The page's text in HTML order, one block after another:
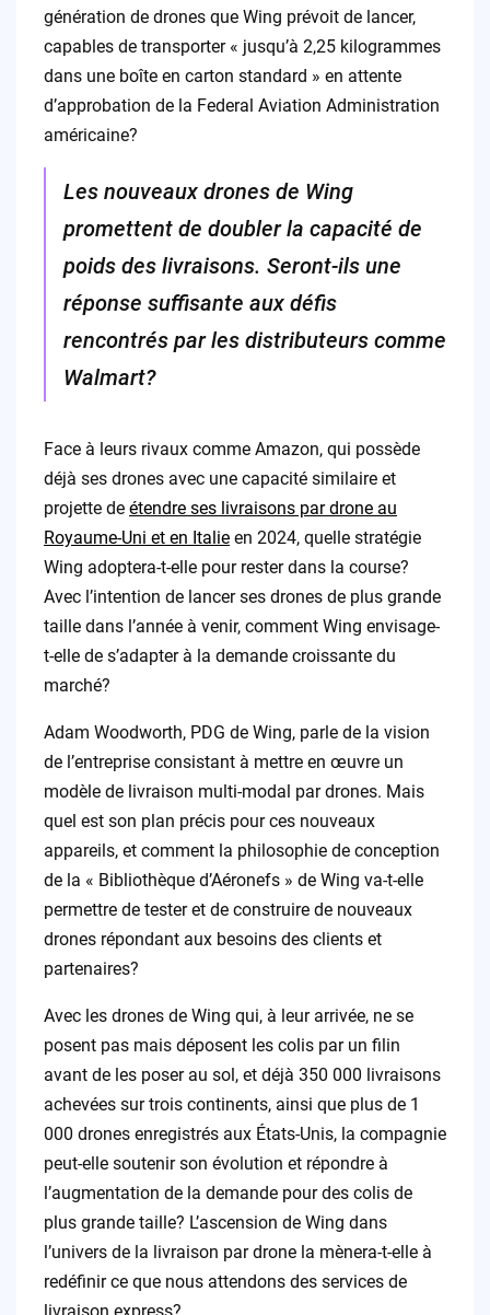
génération de drones que Wing prévoit de lancer,
capables de transporter « jusqu’à 2,25 kilogrammes
dans une boîte en carton standard » en attente
d’approbation de la Federal Aviation Administration
américaine?
Les nouveaux drones de Wing
promettent de doubler la capacité de
poids des livraisons. Seront-ils une
réponse suffisante aux défis
rencontrés par les distributeurs comme
Walmart?
Face à leurs rivaux comme Amazon, qui possède
déjà ses drones avec une capacité similaire et
projette de étendre ses livraisons par drone au
Royaume-Uni et en Italieen 2024, quelle stratégie
Wing adoptera-t-elle pour rester dans la course?
Avec l’intention de lancer ses drones de plus grande
taille dans l’année à venir, comment Wing envisage-
t-elle de s’adapter à la demande croissante du
marché?
Adam Woodworth, PDG de Wing, parle de la vision
de l’entreprise consistant à mettre en œuvre un
modèle de livraison multi-modal par drones. Mais
quel est son plan précis pour ces nouveaux
appareils, et comment la philosophie de conception
de la « Bibliothèque d’Aéronefs » de Wing va-t-elle
permettre de tester et de construire de nouveaux
drones répondant aux besoins des clients et
partenaires?
Avec les drones de Wing qui, à leur arrivée, ne se
posent pas mais déposent les colis par un filin
avant de les poser au sol, et déjà 350 000 livraisons
achevées sur trois continents, ainsi que plus de 1
000 drones enregistrés aux États-Unis, la compagnie
peut-elle soutenir son évolution et répondre à
l’augmentation de la demande pour des colis de
plus grande taille? L’ascension de Wing dans
l’univers de la livraison par drone la mènera-t-elle à
redéfinir ce que nous attendons des services de